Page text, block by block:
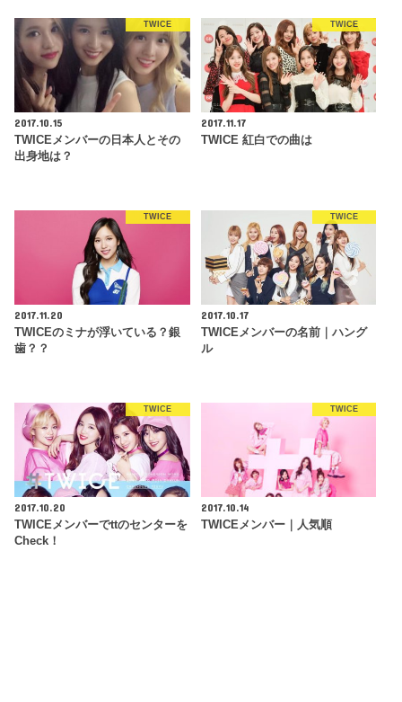
TWICE
2017.10.15
TWICEメンバーの日本人とその
出身地は？
TWICE
2017.11.17
TWICE 紅白での曲は
TWICE
2017.11.20
TWICEのミナが浮いている？銀
歯？？
TWICE
2017.10.17
TWICEメンバーの名前｜ハング
ル
TWICE
2017.10.20
TWICEメンバーでttのセンターを
Check！
TWICE
2017.10.14
TWICEメンバー｜人気順